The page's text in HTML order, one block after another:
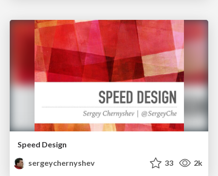
Speed Design
sergeychernyshev
33 2k